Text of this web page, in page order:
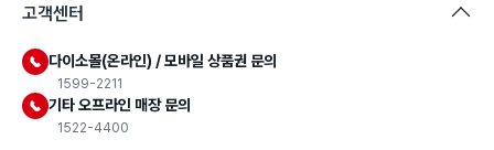
고객센터
다이소몰(온라인) / 모바일 상품권 문의
1599-2211
기타 오프라인 매장 문의
1522-4400